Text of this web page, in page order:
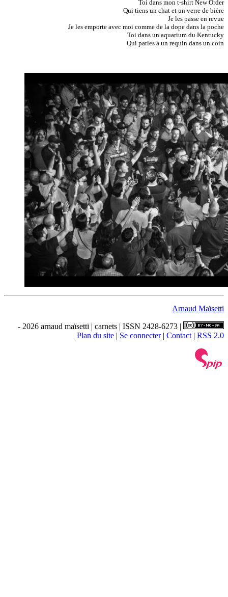
Toi dans mon t-shirt New Order
Qui tiens un chat et un verre de bière
Je les passe en revue
Je les emporte avec moi comme de la dope dans la poche
Toi dans un aquarium du Kentucky
Qui parles à un requin dans un coin
Arnaud Maïsetti
- 2026 arnaud maïsetti | carnets | ISSN 2428-6273 |
Plan du site | Se connecter| Contact | RSS 2.0